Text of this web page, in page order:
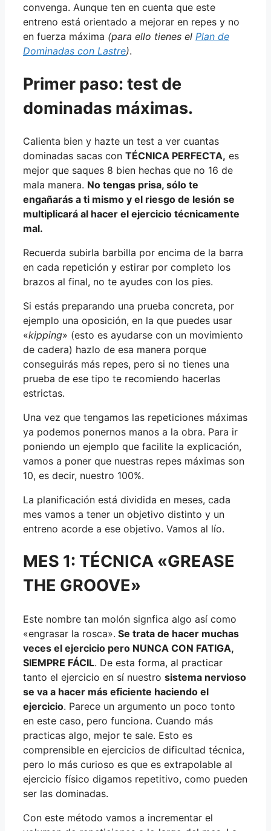
convenga. Aunque ten en cuenta que este
entreno está orientado a mejorar en repes y no
en fuerza máxima (para ello tienes el Plan de
Dominadas con Lastre).
Primer paso: test de
dominadas máximas.
Calienta bien y hazte un test a ver cuantas
dominadas sacas con TÉCNICA PERFECTA, es
mejor que saques 8 bien hechas que no 16 de
mala manera. No tengas prisa, sólo te
engañarás a ti mismo y el riesgo de lesión se
multiplicará al hacer el ejercicio técnicamente
mal.
Recuerda subirla barbilla por encima de la barra
en cada repetición y estirar por completo los
brazos al final, no te ayudes con los pies.
Si estás preparando una prueba concreta, por
ejemplo una oposición, en la que puedes usar
«kipping» (esto es ayudarse con un movimiento
de cadera) hazlo de esa manera porque
conseguirás más repes, pero si no tienes una
prueba de ese tipo te recomiendo hacerlas
estrictas.
Una vez que tengamos las repeticiones máximas
ya podemos ponernos manos a la obra. Para ir
poniendo un ejemplo que facilite la explicación,
vamos a poner que nuestras repes máximas son
10, es decir, nuestro 100%.
La planificación está dividida en meses, cada
mes vamos a tener un objetivo distinto y un
entreno acorde a ese objetivo. Vamos al lío.
MES 1: TÉCNICA «GREASE
THE GROOVE»
Este nombre tan molón signfica algo así como
«engrasar la rosca». Se trata de hacer muchas
veces el ejercicio pero NUNCA CON FATIGA,
SIEMPRE FÁCIL. De esta forma, al practicar
tanto el ejercicio en sí nuestro sistema nervioso
se va a hacer más eficiente haciendo el
ejercicio. Parece un argumento un poco tonto
en este caso, pero funciona. Cuando más
practicas algo, mejor te sale. Esto es
comprensible en ejercicios de dificultad técnica,
pero lo más curioso es que es extrapolable al
ejercicio físico digamos repetitivo, como pueden
ser las dominadas.
Con este método vamos a incrementar el